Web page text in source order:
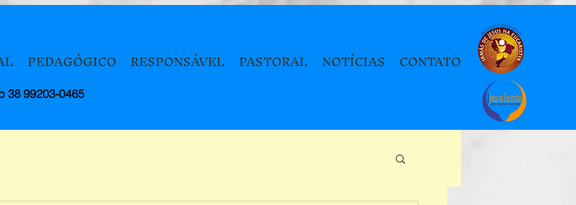
PEDAGÓGICO RESPONSÁVEL PASTORAL NOTÍCIAS CONTATO
38 99203-0465